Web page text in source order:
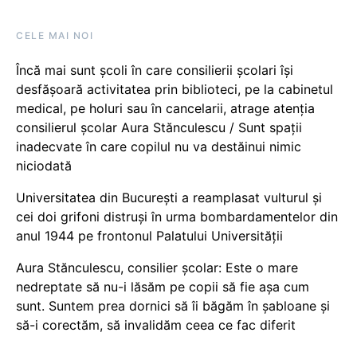
CELE MAI NOI
Încă mai sunt școli în care consilierii școlari își
desfășoară activitatea prin biblioteci, pe la cabinetul
medical, pe holuri sau în cancelarii, atrage atenția
consilierul școlar Aura Stănculescu / Sunt spații
inadecvate în care copilul nu va destăinui nimic
niciodată
Universitatea din București a reamplasat vulturul și
cei doi grifoni distruși în urma bombardamentelor din
anul 1944 pe frontonul Palatului Universității
Aura Stănculescu, consilier școlar: Este o mare
nedreptate să nu-i lăsăm pe copii să fie așa cum
sunt. Suntem prea dornici să îi băgăm în șabloane și
să-i corectăm, să invalidăm ceea ce fac diferit